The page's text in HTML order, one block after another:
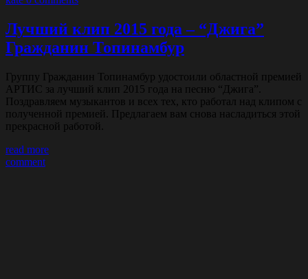
Лучший клип 2015 года – “Джига”
Гражданин Топинамбур
Группу Гражданин Топинамбур удостоили областной премией
АРТИС за лучший клип 2015 года на песню “Джига”.
Поздравляем музыкантов и всех тех, кто работал над клипом с
полученной премией. Предлагаем вам снова насладиться этой
прекрасной работой.
read more
comment